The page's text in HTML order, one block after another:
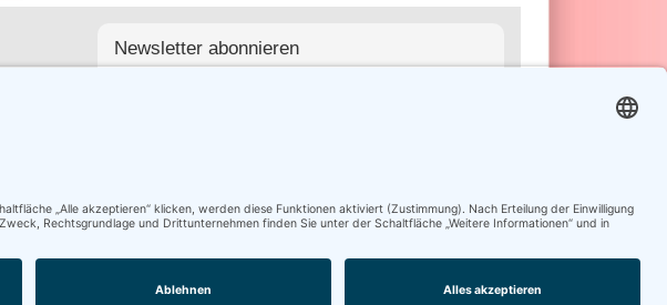
Newsletter abonnieren
Naildesigners/Nagelstudios. Verkauf ausschließlich an
Gewerbetreibende (Unternehmer § 14 BGB). Alle